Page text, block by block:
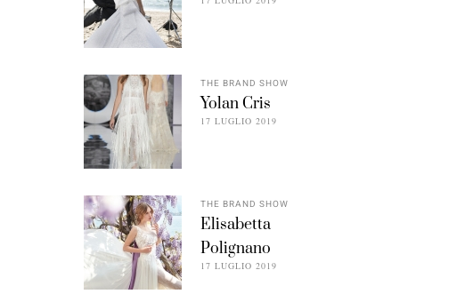
THE BRAND SHOW
Yolan Cris
17 LUGLIO 2019
THE BRAND SHOW
Elisabetta
Polignano
17 LUGLIO 2019